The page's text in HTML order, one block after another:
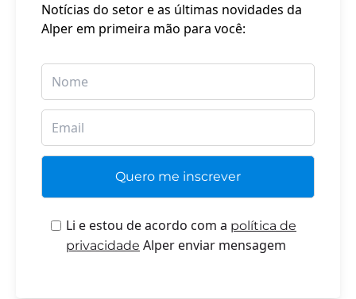
Notícias do setor e as últimas novidades da
Alper em primeira mão para você:
Li e estou de acordo com a política de
privacidade Alper enviar mensagem